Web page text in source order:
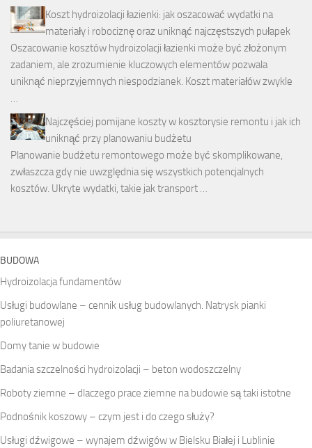
Koszt hydroizolacji łazienki: jak oszacować wydatki na
materiały i robociznę oraz uniknąć najczęstszych pułapek
Oszacowanie kosztów hydroizolacji łazienki może być złożonym
zadaniem, ale zrozumienie kluczowych elementów pozwala
uniknąć nieprzyjemnych niespodzianek. Koszt materiałów zwykle
…
Najczęściej pomijane koszty w kosztorysie remontu i jak ich
uniknąć przy planowaniu budżetu
Planowanie budżetu remontowego może być skomplikowane,
zwłaszcza gdy nie uwzględnia się wszystkich potencjalnych
kosztów. Ukryte wydatki, takie jak transport …
BUDOWA
Hydroizolacja fundamentów
Usługi budowlane – cennik usług budowlanych. Natrysk pianki
poliuretanowej
Domy tanie w budowie
Badania szczelności hydroizolacji – beton wodoszczelny
Roboty ziemne – dlaczego prace ziemne na budowie są taki istotne
Podnośnik koszowy – czym jest i do czego służy?
Usługi dźwigowe – wynajem dźwigów w Bielsku Białej i Lublinie